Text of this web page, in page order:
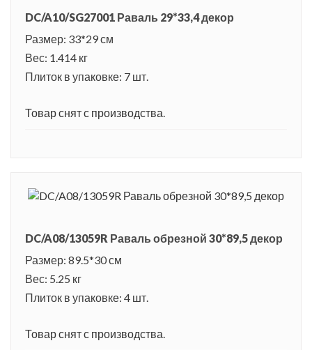
DC/A10/SG27001 Раваль 29*33,4 декор
Размер: 33*29 см
Вес: 1.414 кг
Плиток в упаковке: 7 шт.
Товар снят с производства.
DC/A08/13059R Раваль обрезной 30*89,5 декор
Размер: 89.5*30 см
Вес: 5.25 кг
Плиток в упаковке: 4 шт.
Товар снят с производства.